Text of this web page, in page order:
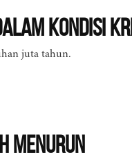
Kondisi
juta tahun.
Menurun